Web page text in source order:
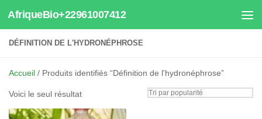
Au dessous du contenu
AfriqueBio+22961007412
DÉFINITION DE L'HYDRONÉPHROSE
Accueil / Produits identifiés “Définition de l'hydronéphrose”
Voici le seul résultat